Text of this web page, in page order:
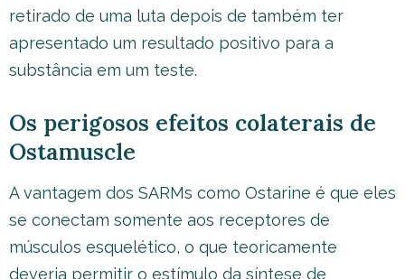
retirado de uma luta depois de também ter
apresentado um resultado positivo para a
substância em um teste.
Os perigosos efeitos colaterais de
Ostamuscle
A vantagem dos SARMs como Ostarine é que eles
se conectam somente aos receptores de
músculos esquelético, o que teoricamente
deveria permitir o estímulo da síntese de